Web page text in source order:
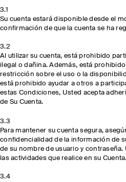
3.1
Su cuenta estará disponible desde el
confirmación de que la cuenta se ha
3.2
Al utilizar su cuenta, está prohibido
ilegal o dañina. Además, está
restricción sobre el uso o la
está prohibido ayudar a otros a
estas Condiciones, Usted acepta
de Su Cuenta.
3.3
Para mantener su cuenta segura,
confidencialidad de la información de
de su nombre de usuario y
las actividades que realice en su Cuenta.
3.4